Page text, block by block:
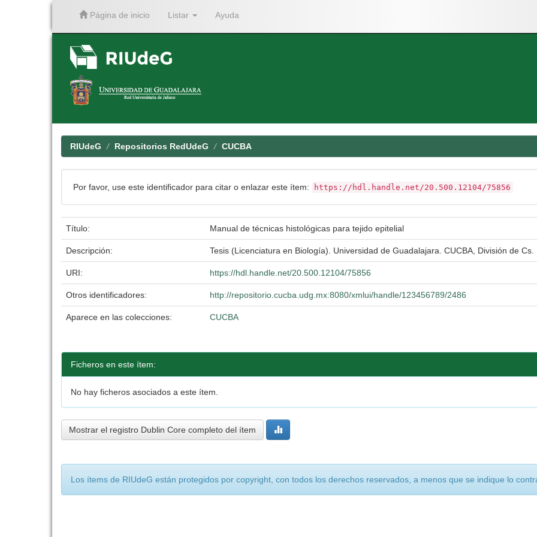
Página de inicio Listar Ayuda
RIUdeG Repositorios RedUdeG CUCBA
Por favor, use este identificador para citar o enlazar este ítem: https://hdl.handle.net/20.500.12104/75856
Título: Manual de técnicas histológicas para tejido epitelial
Descripción: Tesis (Licenciatura en Biología). Universidad de Guadalajara. CUCBA, División de
URI: https://hdl.handle.net/20.500.12104/75856
Otros identificadores: http://repositorio.cucba.udg.mx:8080/xmlui/handle/123456789/2486
Aparece en las colecciones: CUCBA
Ficheros en este ítem:
No hay ficheros asociados a este ítem.
Mostrar el registro Dublin Core completo del ítem
Los ítems de RIUdeG están protegidos por copyright, con todos los derechos reservados, a menos que se indique lo